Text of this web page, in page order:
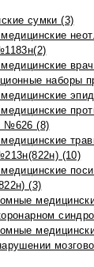
сумки (3)
наборы
№626 (8)
(10)
(3)